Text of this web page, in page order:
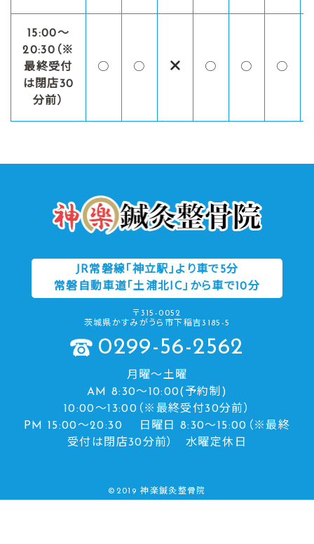
15:00〜
20:30（※
最終受付
は閉店30
分前）
○ ○ ○ ○ ○
JR常磐線「神立駅」より車で5分
常磐自動車道「土浦北IC」から車で10分
〒315-0052
茨城県かすみがうら市下稲吉3185-5
0299-56-2562
月曜～土曜
AM 8:30～10:00(予約制)
10:00～13:00（※最終受付30分前）
PM 15:00～20:30 日曜日 8:30～15:00（※最終
受付は閉店30分前） 水曜定休日
©︎2019 神楽鍼灸整骨院